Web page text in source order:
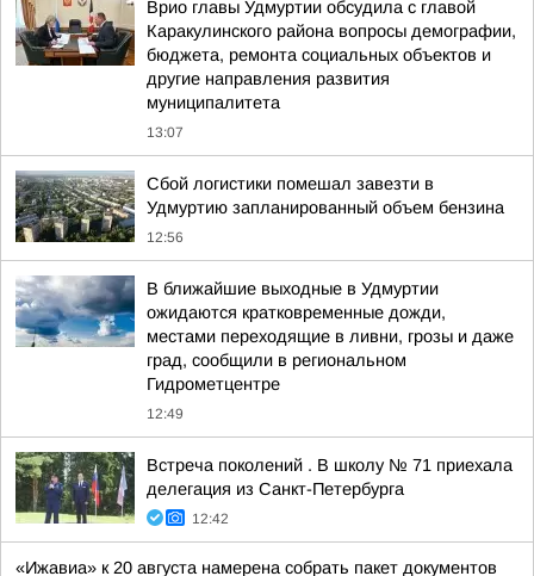
Врио главы Удмуртии обсудила с главой
Каракулинского района вопросы демографии,
бюджета, ремонта социальных объектов и
другие направления развития
муниципалитета
13:07
Сбой логистики помешал завезти в
Удмуртию запланированный объем бензина
12:56
В ближайшие выходные в Удмуртии
ожидаются кратковременные дожди,
местами переходящие в ливни, грозы и даже
град, сообщили в региональном
Гидрометцентре
12:49
Встреча поколений . В школу № 71 приехала
делегация из Санкт-Петербурга
12:42
«Ижавиа» к 20 августа намерена собрать пакет документов